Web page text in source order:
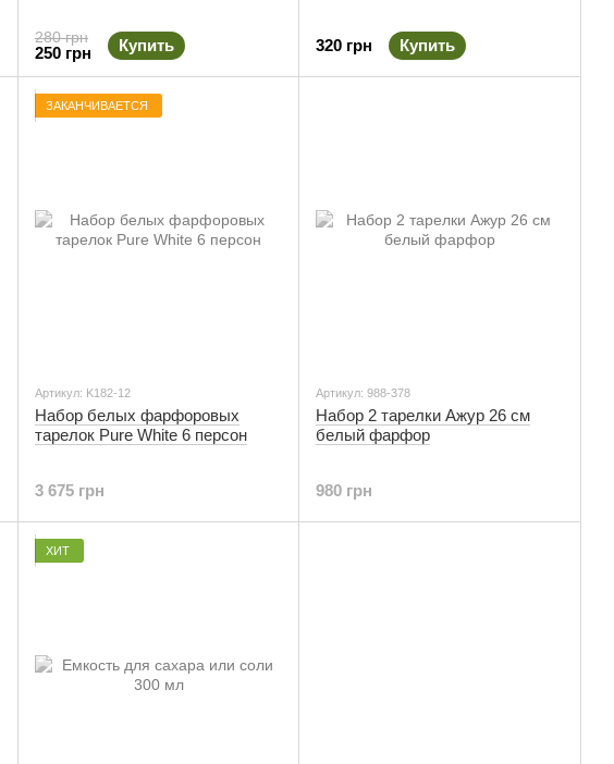
280 грн
250 грн Купить 320 грн Купить
ЗАКАНЧИВАЕТСЯ
Артикул: K182-12
Набор белых фарфоровых
тарелок Pure White 6 персон
3 675 грн
Артикул: 988-378
Набор 2 тарелки Ажур 26 см
белый фарфор
980 грн
ХИТ